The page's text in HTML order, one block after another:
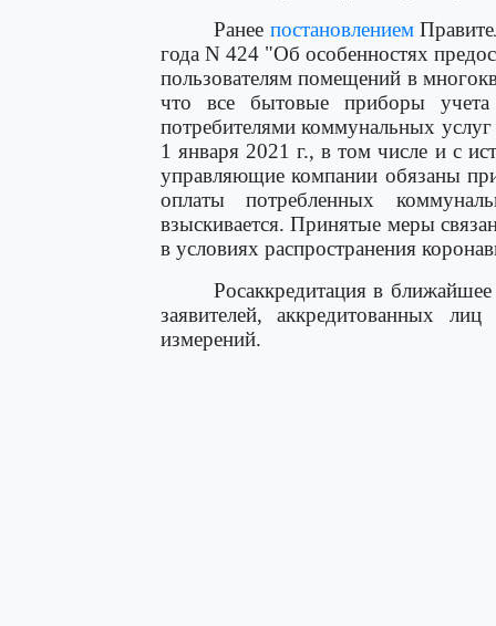
Ранее постановлением
года N 424 "Об особенностях
пользователям помещений в
что все бытовые приборы
потребителями коммунальных
1 января 2021 г., в том числе и с
управляющие компании обязаны
оплаты потребленных
взыскивается. Принятые меры
в условиях распространения
Росаккредитация в
заявителей, аккредитованных
измерений.